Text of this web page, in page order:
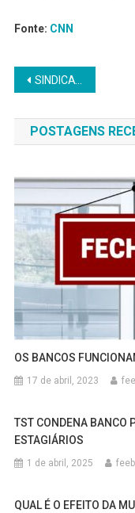
Fonte: CNN
Navegação
de
Post
SINDICATO INICIA ENTREGA DE NOVAS CARTEIRINHAS PARA BANCÁRIOS FILIADOS
POSTAGENS
OS BANCOS
17 de abril, 2023
TST CONDENA BANCO
ESTAGIÁRIOS
1 de abril, 2025
QUAL É O EFEITO DA